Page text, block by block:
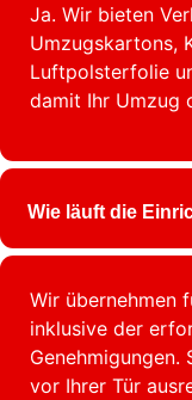
Ja. Wir bieten
Umzugskartons,
Luftpolsterfolie
damit Ihr Umzug
Wie läuft die
Wir übernehmen
inklusive der
Genehmigungen.
vor Ihrer Tür